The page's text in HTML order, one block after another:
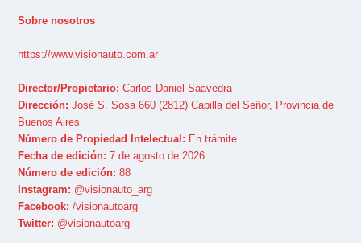
Sobre nosotros
https://www.visionauto.com.ar
Director/Propietario: Carlos Daniel Saavedra
Dirección: José S. Sosa 660 (2812) Capilla del Señor, Provincia de
Buenos Aires
Número de Propiedad Intelectual: En trámite
Fecha de edición: 7 de agosto de 2026
Número de edición: 88
Instagram: @visionauto_arg
Facebook: /visionautoarg
Twitter: @visionautoarg